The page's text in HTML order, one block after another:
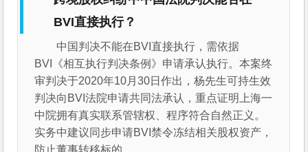
BVI直接执行？
中国判决不能在BVI直接执行，需依据
BVI《相互执行判决条例》申请承认执行。本案终
审判决于2020年10月30日作出，杨先生可持生效
判决向BVI法院申请共同法承认，重点证明上海一
中院拥有真实联系管辖权、程序符合自然正义。
实务中建议同步申请BVI禁令冻结相关股权资产，
防止董事转移标的。